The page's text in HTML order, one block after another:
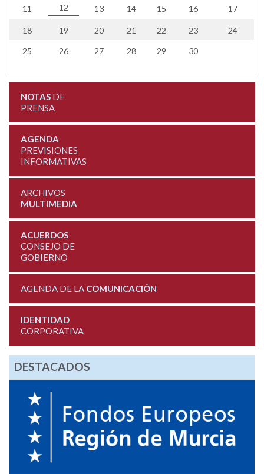
11 12 13 14 15 16 17
18 19 20 21 22 23 24
25 26 27 28 29 30
NOTASDE
PRENSA
AGENDA
PREVISIONES
INFORMATIVAS
ARCHIVOS
MULTIMEDIA
ACUERDOS
CONSEJO DE
GOBIERNO
AGENDA DE LA COMUNICACIÓN
IDENTIDAD
CORPORATIVA
DESTACADOS